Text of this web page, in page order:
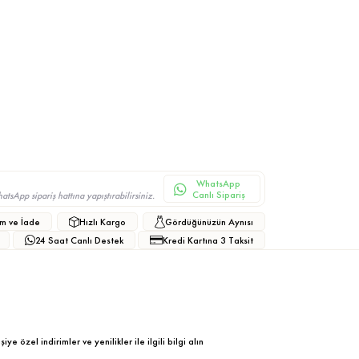
sipariş hattına yapıştırabilirsiniz.
WhatsApp
Canlı Sipariş
ve İade Hızlı Kargo
Gördüğünüzün Aynısı
24 Saat Canlı Destek
Kredi Kartına 3 Taksit
özel indirimler ve yenilikler ile ilgili bilgi alın